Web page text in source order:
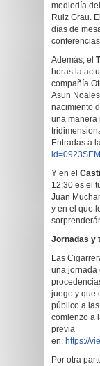
mediodía
Ruiz Grau.
días de
Además, el
horas la
compañía
Asun
nacimiento
una manera
Entradas a
Y en el
12:30 es el
Juan
y en el que
Jornadas y
Las
una jornada
juego y que
público a
comienzo a
previa
en: https://
Por otra